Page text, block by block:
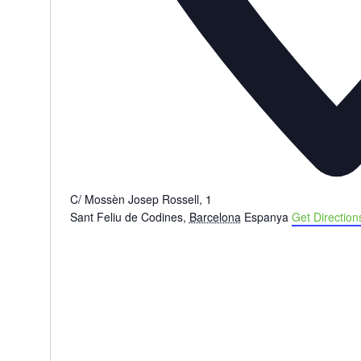
C/ Mossèn Josep Rossell, 1
Sant Feliu de Codines, Barcelona Espanya Get